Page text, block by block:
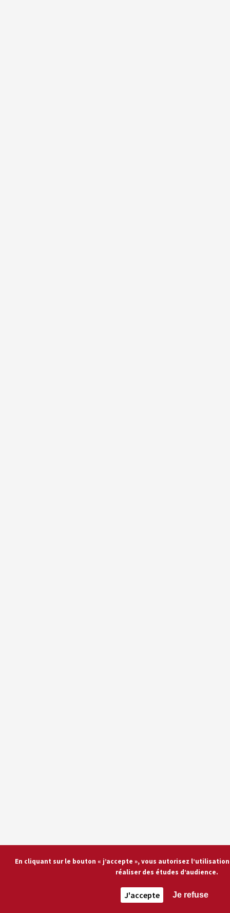
En cliquant sur le bouton « j’accepte », vous autorisez
réaliser des études d’audience.
J'accepte Je refuse